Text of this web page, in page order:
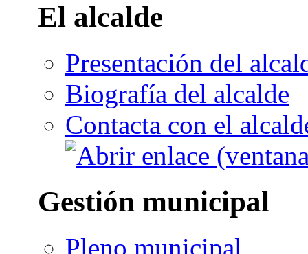
El alcalde
Presentación del
Biografía del alcalde
Contacta con el
Gestión municipal
Pleno municipal